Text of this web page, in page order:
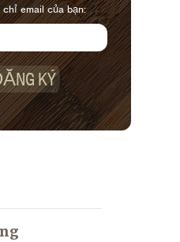
chỉ email của bạn:
KÝ